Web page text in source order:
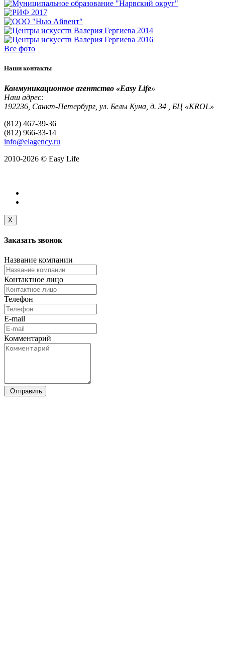
Все фото
Наши контакты
Коммуникационное агентство «Easy Life»
Наш адрес:
192236, Санкт-Петербург, ул. Белы Куна, д. 34 , БЦ «KROL»
(812) 467-39-36
(812) 966-33-14
info@elagency.ru
2010-2026 © Easy Life
X
Заказать звонок
Название компании
Контактное лицо
Телефон
E-mail
Комментарий